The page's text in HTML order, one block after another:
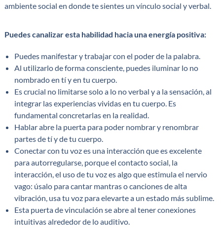
ambiente social en donde te sientes un vínculo social y verbal.
Puedes canalizar esta habilidad hacia una energía positiva:
Puedes manifestar y trabajar con el poder de la palabra.
Al utilizarlo de forma consciente, puedes iluminar lo no
nombrado en tí y en tu cuerpo.
Es crucial no limitarse solo a lo no verbal y a la sensación, al
integrar las experiencias vividas en tu cuerpo. Es
fundamental concretarlas en la realidad.
Hablar abre la puerta para poder nombrar y renombrar
partes de tí y de tu cuerpo.
Conectar con tu voz es una interacción que es excelente
para autorregularse, porque el contacto social, la
interacción, el uso de tu voz es algo que estimula el nervio
vago: úsalo para cantar mantras o canciones de alta
vibración, usa tu voz para elevarte a un estado más sublime.
Esta puerta de vinculación se abre al tener conexiones
intuitivas alrededor de lo auditivo.